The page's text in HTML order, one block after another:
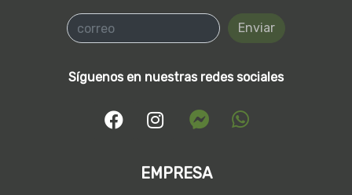
Enviar
Síguenos en nuestras redes sociales
EMPRESA